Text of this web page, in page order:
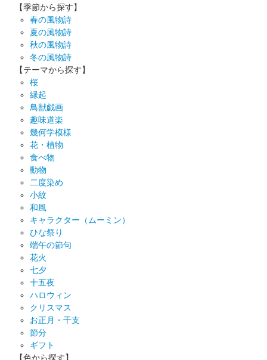
【季節から探す】
春の風物詩
夏の風物詩
秋の風物詩
冬の風物詩
【テーマから探す】
桜
縁起
鳥獣戯画
趣味道楽
幾何学模様
花・植物
食べ物
動物
二度染め
小紋
和風
キャラクター（ムーミン）
ひな祭り
端午の節句
花火
七夕
十五夜
ハロウィン
クリスマス
お正月・干支
節分
ギフト
【色から探す】